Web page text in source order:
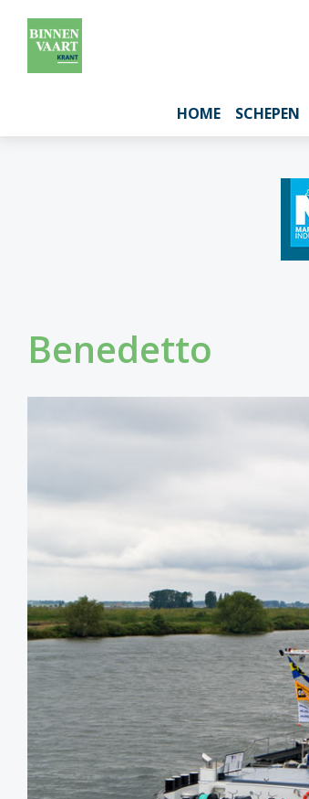
HOME SCHEPEN
Benedetto